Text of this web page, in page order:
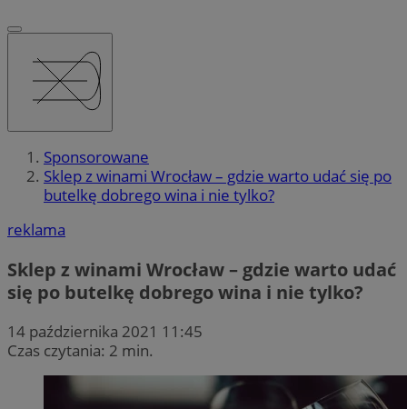
Sponsorowane
Sklep z winami Wrocław – gdzie warto udać się po
butelkę dobrego wina i nie tylko?
reklama
Sklep z winami Wrocław – gdzie warto udać
się po butelkę dobrego wina i nie tylko?
14 października 2021 11:45
Czas czytania: 2 min.